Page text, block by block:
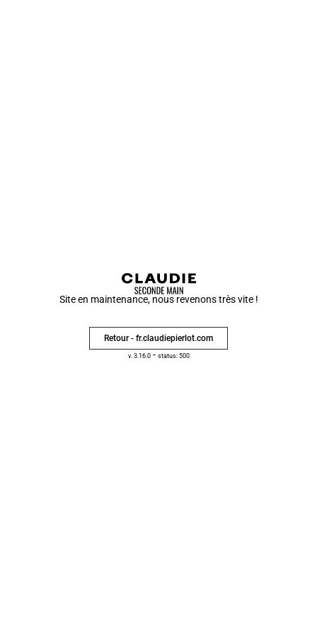
Site en maintenance, nous revenons très vite !
Retour - fr.claudiepierlot.com
v. 3.16.0- status: 500